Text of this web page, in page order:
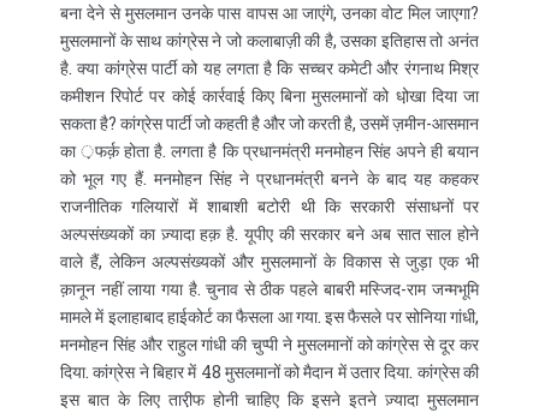
बना देने से मुसलमान उनके पास वापस आ जाएंगे, उनका वोट मिल जाएगा?
मुसलमानों के साथ कांग्रेस ने जो कलाबाज़ी की है, उसका इतिहास तो अनंत
है. क्या कांग्रेस पार्टी को यह लगता है कि सच्चर कमेटी और रंगनाथ मिश्र
कमीशन रिपोर्ट पर कोई कार्रवाई किए बिना मुसलमानों को धो़खा दिया जा
सकता है? कांग्रेस पार्टी जो कहती है और जो करती है, उसमें ज़मीन-आसमान
का ़फर्क़ होता है. लगता है कि प्रधानमंत्री मनमोहन सिंह अपने ही बयान
को भूल गए हैं. मनमोहन सिंह ने प्रधानमंत्री बनने के बाद यह कहकर
राजनीतिक गलियारों में शाबाशी बटोरी थी कि सरकारी संसाधनों पर
अल्पसंख्यकों का ज़्यादा हक़ है. यूपीए की सरकार बने अब सात साल होने
वाले हैं, लेकिन अल्पसंख्यकों और मुसलमानों के विकास से जुड़ा एक भी
क़ानून नहीं लाया गया है. चुनाव से ठीक पहले बाबरी मस्जिद-राम जन्मभूमि
मामले में इलाहाबाद हाईकोर्ट का फैसला आ गया. इस फैसले पर सोनिया गांधी,
मनमोहन सिंह और राहुल गांधी की चुप्पी ने मुसलमानों को कांग्रेस से दूर कर
दिया. कांग्रेस ने बिहार में 48 मुसलमानों को मैदान में उतार दिया. कांग्रेस की
इस बात के लिए तारी़फ होनी चाहिए कि इसने इतने ज़्यादा मुसलमान